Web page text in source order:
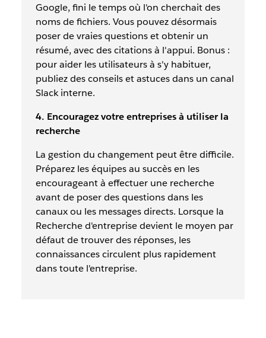
Google, fini le temps où l'on cherchait des
noms de fichiers. Vous pouvez désormais
poser de vraies questions et obtenir un
résumé, avec des citations à l'appui. Bonus :
pour aider les utilisateurs à s'y habituer,
publiez des conseils et astuces dans un canal
Slack interne.
4. Encouragez votre entreprises à utiliser la
recherche
La gestion du changement peut être difficile.
Préparez les équipes au succès en les
encourageant à effectuer une recherche
avant de poser des questions dans les
canaux ou les messages directs. Lorsque la
Recherche d'entreprise devient le moyen par
défaut de trouver des réponses, les
connaissances circulent plus rapidement
dans toute l'entreprise.